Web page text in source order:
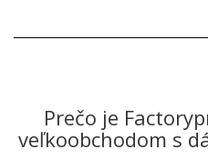
Prečo je
veľkoobchodom s